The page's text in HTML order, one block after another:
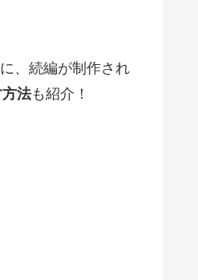
、続編が制作され
法も紹介！